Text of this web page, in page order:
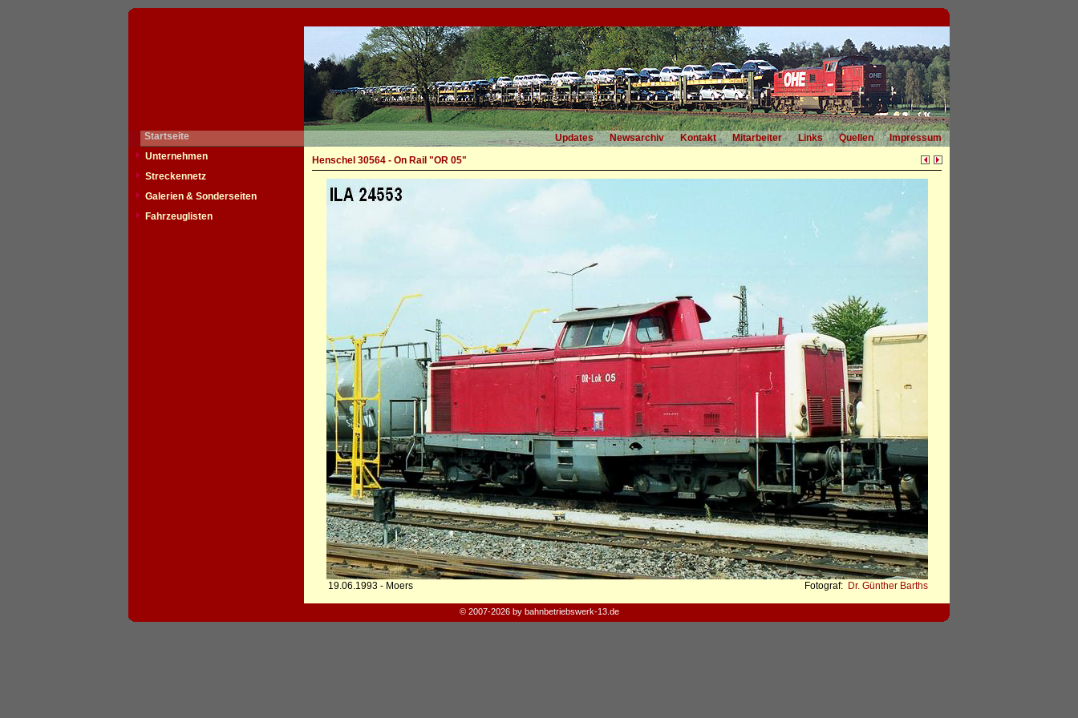
Startseite Updates Newsarchiv Kontakt Mitarbeiter Links Quellen
Impressum
Unternehmen
Streckennetz
Galerien & Sonderseiten
Fahrzeuglisten
Henschel 30564 - On Rail "OR 05"
19.06.1993 - Moers Fotograf: Dr. Günther Barths
© 2007-2026 by bahnbetriebswerk-13.de